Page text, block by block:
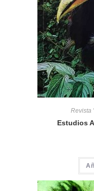
Revista
Estudios